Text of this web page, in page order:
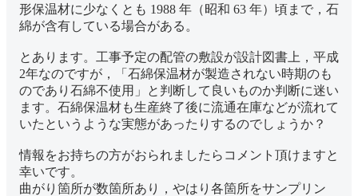
形保温材に少なくとも 1988 年（昭和 63 年）頃まで，石
綿が含有している場合がある。
とあります。工事予定の配管の敷設が設計図書上，平成
2年なのですが，「石綿保温材が製造されない時期のも
のであり石綿不使用」と判断して良いものか判断に迷い
ます。石綿保温材も生産終了後に流通在庫などが流れて
いたというような実態があったりするのでしょうか？
情報をお持ちの方がおられましたらコメント頂けますと
幸いです。
曲がり箇所が数箇所あり，やはり各箇所をサンプリン